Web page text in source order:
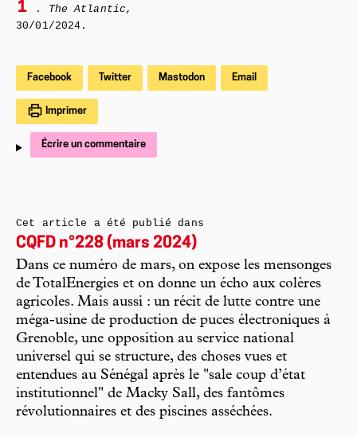
1 . The Atlantic,
30/01/2024.
Facebook Twitter Mastodon Email
Imprimer
Écrire un commentaire
Cet article a été publié dans
CQFD n°228 (mars 2024)
Dans ce numéro de mars, on expose les mensonges
de TotalEnergies et on donne un écho aux colères
agricoles. Mais aussi : un récit de lutte contre une
méga-usine de production de puces électroniques à
Grenoble, une opposition au service national
universel qui se structure, des choses vues et
entendues au Sénégal après le "sale coup d’état
institutionnel" de Macky Sall, des fantômes
révolutionnaires et des piscines asséchées.